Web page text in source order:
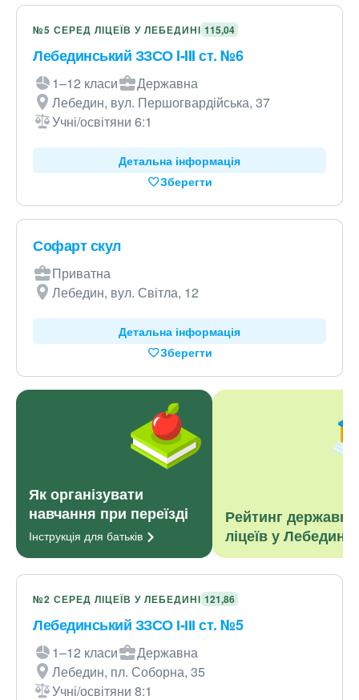
№5 СЕРЕД ЛІЦЕЇВ У ЛЕБЕДИНІ 115,04
Лебединський ЗЗСО I-III ст. №6
1–12 класи
Державна
Лебедин, вул. Першогвардійська, 37
Учні/освітяни 6:1
Детальна інформація
Зберегти
Софарт скул
Приватна
Лебедин, вул. Світла, 12
Детальна інформація
Зберегти
Як організувати
навчання при переїзді
Інструкція для батьків
Рейтинг
ліцеїв у Лебедині
№2 СЕРЕД ЛІЦЕЇВ У ЛЕБЕДИНІ 121,86
Лебединський ЗЗСО І-ІІІ ст. №5
1–12 класи
Державна
Лебедин, пл. Соборна, 35
Учні/освітяни 8:1